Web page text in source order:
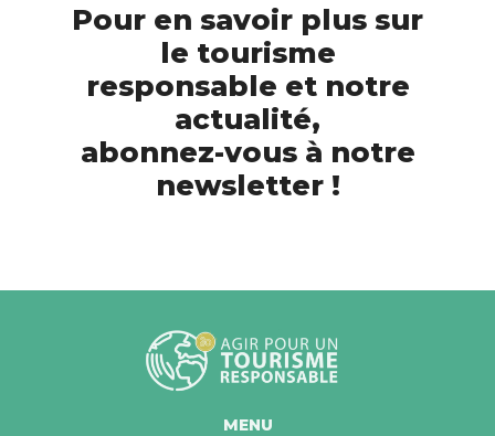
Pour en savoir plus sur
le tourisme
responsable et notre
actualité,
abonnez-vous à notre
newsletter !
MENU